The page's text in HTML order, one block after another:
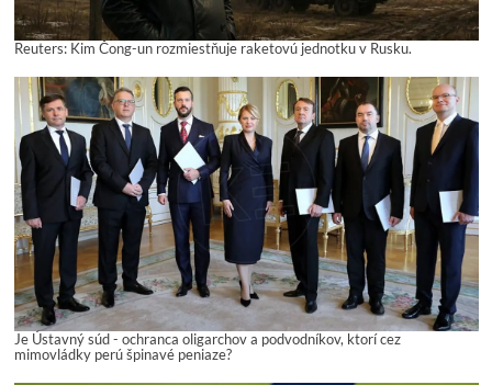
Reuters: Kim Čong-un rozmiestňuje raketovú jednotku v Rusku.
Je Ústavný súd - ochranca oligarchov a podvodníkov, ktorí cez
mimovládky perú špinavé peniaze?